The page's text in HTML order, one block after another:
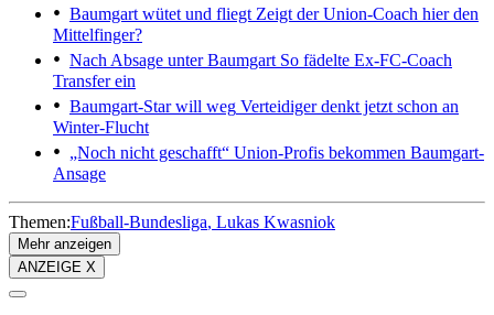
Baumgart wütet und fliegt Zeigt der Union-Coach hier den
Mittelfinger?
Nach Absage unter Baumgart So fädelte Ex-FC-Coach
Transfer ein
Baumgart-Star will weg Verteidiger denkt jetzt schon an
Winter-Flucht
„Noch nicht geschafft“ Union-Profis bekommen Baumgart-
Ansage
Themen:Fußball-Bundesliga Lukas Kwasniok
Mehr anzeigen
ANZEIGE X